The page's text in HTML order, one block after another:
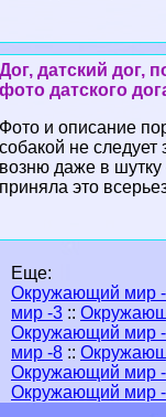
Дог, датский дог,
фото датского
Фото и описание
собакой не следует
возню даже в
приняла это
Еще:
Окружающий мир
мир -3 ::
Окружающий мир
мир -8 ::
Окружающий мир -
Окружающий мир